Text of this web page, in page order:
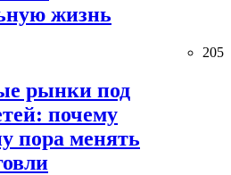
жизнь
205
рынки под
почему
пора менять